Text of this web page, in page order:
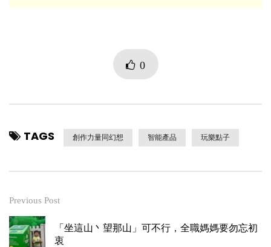
0
TAGS 創作力量同幻想 智能產品 玩樂點子
Previous Post
「坐這山丶望那山」可不行，全職媽媽要勿忘初
衷